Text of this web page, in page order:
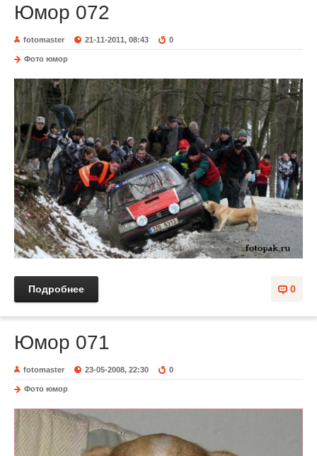
Юмор 072
fotomaster 21-11-2011, 08:43 0
Фото юмор
0
Подробнее
Юмор 071
fotomaster 23-05-2008, 22:30 0
Фото юмор